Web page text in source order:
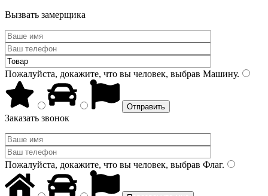
Вызвать замерщика
Пожалуйста, докажите, что вы человек, выбрав Машину.
Заказать звонок
Пожалуйста, докажите, что вы человек, выбрав Флаг.